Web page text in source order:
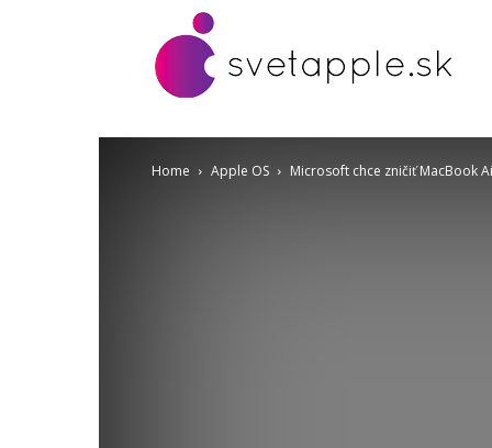
Home Apple OS Microsoft chce zničiť MacBook